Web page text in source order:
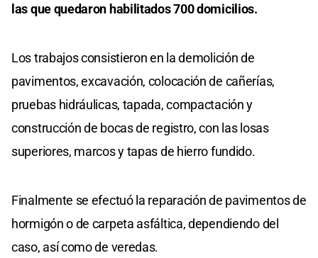
las que quedaron habilitados 700 domicilios.
Los trabajos consistieron en la demolición de
pavimentos, excavación, colocación de cañerías,
pruebas hidráulicas, tapada, compactación y
construcción de bocas de registro, con las losas
superiores, marcos y tapas de hierro fundido.
Finalmente se efectuó la reparación de pavimentos de
hormigón o de carpeta asfáltica, dependiendo del
caso, así como de veredas.